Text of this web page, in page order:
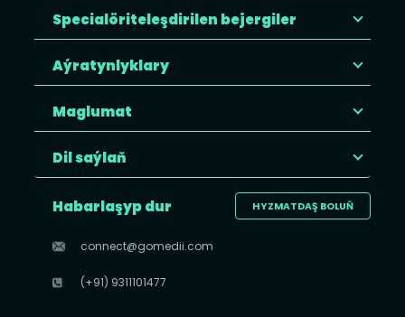
Specialöriteleşdirilen bejergiler
Aýratynlyklary
Maglumat
Dil saýlaň
HYZMATDAŞ BOLUŇ
Habarlaşyp dur
connect@gomedii.com
(+91) 9311101477